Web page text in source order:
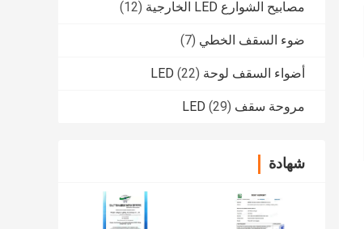
مصابيح الشوارع LED الخارجية (12)
ضوء السقف الخطي (7)
أضواء السقف لوحة LED (22)
مروحة سقف LED (29)
شهادة